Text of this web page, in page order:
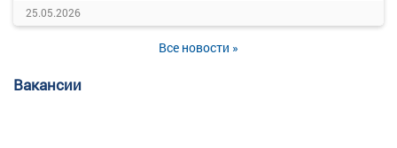
25.05.2026
Все новости »
Вакансии